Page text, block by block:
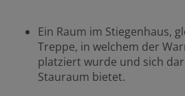
Ein Raum im Stiegenhaus,
Treppe, in welchem der
platziert wurde und sich
Stauraum bietet.